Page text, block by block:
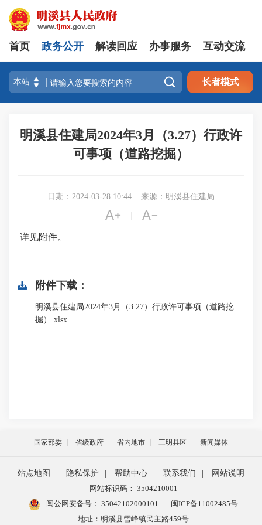
首页 政务公开 解读回应 办事服务 互动交流
 长者模式
明溪县住建局2024年3月（3.27）行政许
可事项（道路挖掘）
日期：2024-03-28 10:44 来源：明溪县住建局
 
详见附件。
附件下载：
明溪县住建局2024年3月（3.27）行政许可事项（道路挖
掘）.xlsx
国家部委 省级政府 省内地市 三明县区 新闻媒体
站点地图 隐私保护 帮助中心 联系我们
网站说明
网站标识码： 3504210001
闽公网安备号： 35042102000101
闽ICP备11002485号
地址：明溪县雪峰镇民主路459号